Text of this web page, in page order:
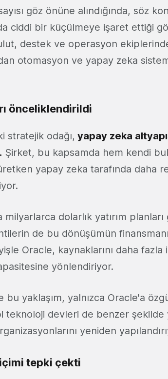
göz önüne alındığında, söz
ciddi bir küçülmeye işaret ettiği
destek ve operasyon
otomasyon ve yapay zeka
önceliklendirildi
stratejik odağı, yapay zeka
Şirket, bu kapsamda hem kendi
yapay zeka tarafında daha
dolarlık yatırım
de bu dönüşümün
Oracle, kaynaklarını daha
yönlendiriyor.
yaklaşım, yalnızca Oracle'a
teknoloji devleri de benzer şekilde
yeniden
tepki çekti